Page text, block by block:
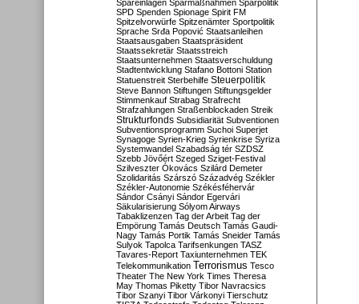
Spareinlagen Sparmaßnahmen Sparpolitik
SPD Spenden Spionage Spirit FM
Spitzelvorwürfe Spitzenämter Sportpolitik
Sprache Srđa Popović Staatsanleihen
Staatsausgaben Staatspräsident
Staatssekretär Staatsstreich
Staatsunternehmen Staatsverschuldung
Stadtentwicklung Stafano Bottoni Station
Statuenstreit Sterbehilfe Steuerpolitik
Steve Bannon Stiftungen Stiftungsgelder
Stimmenkauf Strabag Strafrecht
Strafzahlungen Straßenblockaden Streik
Strukturfonds Subsidiarität Subventionen
Subventionsprogramm Suchoi Superjet
Synagoge Syrien-Krieg Syrienkrise Syriza
Systemwandel Szabadság tér SZDSZ
Szebb Jövőért Szeged Sziget-Festival
Szilveszter Ókovács Szilárd Demeter
Szolidaritás Szárszó Századvég Székler
Székler-Autonomie Székésféhervár
Sándor Csányi Sándor Egervári
Säkularisierung Sólyom Airways
Tabaklizenzen Tag der Arbeit Tag der
Empörung Tamás Deutsch Tamás Gaudi-
Nagy Tamás Portik Tamás Sneider Tamás
Sulyok Tapolca Tarifsenkungen TASZ
Tavares-Report Taxiunternehmen TEK
Telekommunikation Terrorismus Tesco
Theater The New York Times Theresa
May Thomas Piketty Tibor Navracsics
Tibor Szanyi Tibor Várkonyi Tierschutz